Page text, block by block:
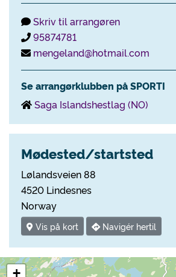
Skriv til arrangøren
95874781
mengeland@hotmail.com
Se arrangørklubben på SPORTI
Saga Islandshestlag (NO)
Mødested/startsted
Lølandsveien 88
4520 Lindesnes
Norway
Vis på kort Navigér hertil
+